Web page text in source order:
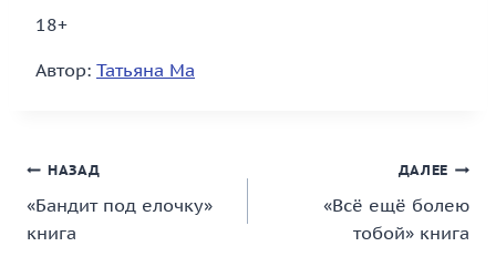
18+
Автор: Татьяна Ма
Навигация
по
записям
НАЗАД
«Бандит под елочку»
книга
ДАЛЕЕ
«Всё ещё болею
тобой» книга